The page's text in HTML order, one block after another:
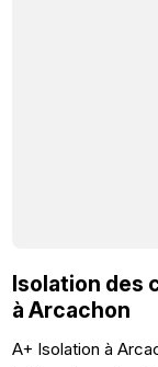
Isolation des
à Arcachon
A+ Isolation à